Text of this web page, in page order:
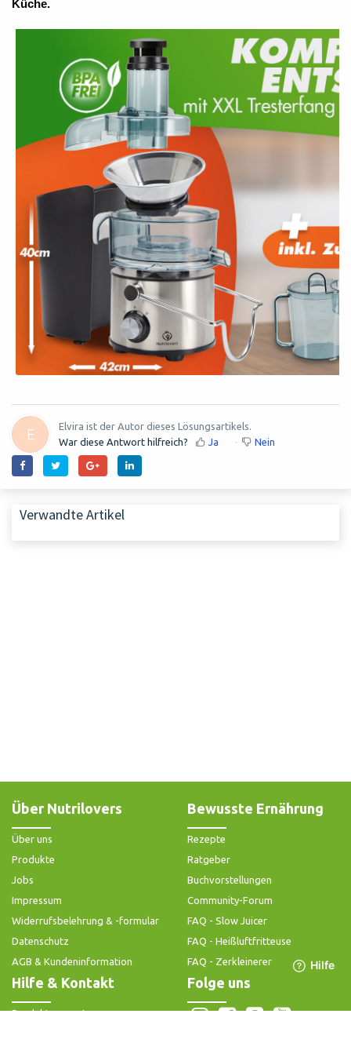
Küche.
E
Elvira ist der Autor dieses Lösungsartikels.
War diese Antwort hilfreich?
Ja Nein
Verwandte Artikel
Über Nutrilovers
Über uns
Produkte
Jobs
Impressum
Widerrufsbelehrung & -formular
Datenschutz
AGB & Kundeninformation
Bewusste Ernährung
Rezepte
Ratgeber
Buchvorstellungen
Community-Forum
FAQ - Slow Juicer
FAQ - Heißluftfritteuse
FAQ - Zerkleinerer
Hilfe & Kontakt
Produktsupport
Folge uns